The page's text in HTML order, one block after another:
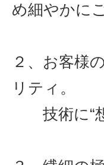
め細やかに
２、お客様
リティ。
技術に“想